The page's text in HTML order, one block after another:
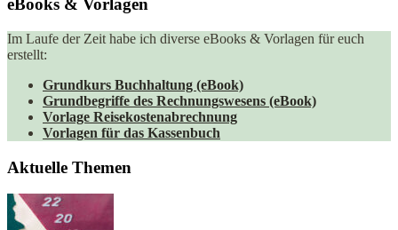
eBooks & Vorlagen
Im Laufe der Zeit habe ich diverse eBooks & Vorlagen für euch
erstellt:
Grundkurs Buchhaltung (eBook)
Grundbegriffe des Rechnungswesens (eBook)
Vorlage Reisekostenabrechnung
Vorlagen für das Kassenbuch
Aktuelle Themen